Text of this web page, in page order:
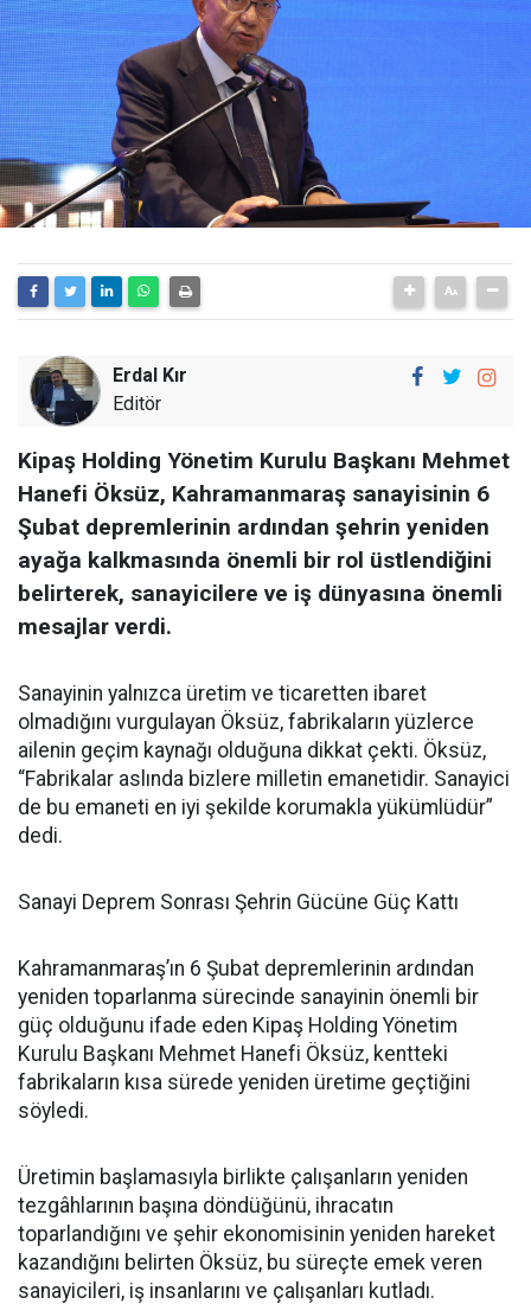
Erdal Kır
Editör
Kipaş Holding Yönetim Kurulu Başkanı Mehmet
Hanefi Öksüz, Kahramanmaraş sanayisinin 6
Şubat depremlerinin ardından şehrin yeniden
ayağa kalkmasında önemli bir rol üstlendiğini
belirterek, sanayicilere ve iş dünyasına önemli
mesajlar verdi.
Sanayinin yalnızca üretim ve ticaretten ibaret
olmadığını vurgulayan Öksüz, fabrikaların yüzlerce
ailenin geçim kaynağı olduğuna dikkat çekti. Öksüz,
“Fabrikalar aslında bizlere milletin emanetidir. Sanayici
de bu emaneti en iyi şekilde korumakla yükümlüdür”
dedi.
Sanayi Deprem Sonrası Şehrin Gücüne Güç Kattı
Kahramanmaraş’ın 6 Şubat depremlerinin ardından
yeniden toparlanma sürecinde sanayinin önemli bir
güç olduğunu ifade eden Kipaş Holding Yönetim
Kurulu Başkanı Mehmet Hanefi Öksüz, kentteki
fabrikaların kısa sürede yeniden üretime geçtiğini
söyledi.
Üretimin başlamasıyla birlikte çalışanların yeniden
tezgâhlarının başına döndüğünü, ihracatın
toparlandığını ve şehir ekonomisinin yeniden hareket
kazandığını belirten Öksüz, bu süreçte emek veren
sanayicileri, iş insanlarını ve çalışanları kutladı.